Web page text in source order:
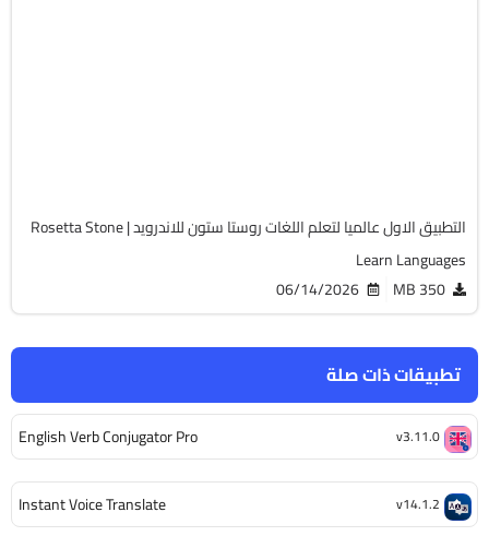
تطبيقات ذات صلة
English Verb Conjugator Pro v3.11.0
Instant Voice Translate v14.1.2
التطبيق الاول عالميا لتعلم اللغات روستا ستون للاندرويد | Rosetta Stone
Learn Languages
350 MB
06/14/2026